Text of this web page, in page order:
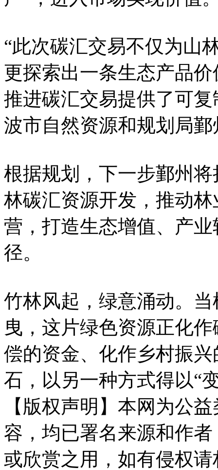
“此次碳汇交易不仅为山
更探索出一条生态产品
推进碳汇交易提供了可复
波市自然资源和规划局
根据规划，下一步鄞州
林碳汇资源开发，推动
营，打造生态增值、产
径。
竹林风起，绿意涌动。
曳，这片绿色资源正化
偿的资金、化作乡村振
石，以另一种方式得以“
【版权声明】本网为公
容，均已署名来源和作
或欣赏之用，如有侵权